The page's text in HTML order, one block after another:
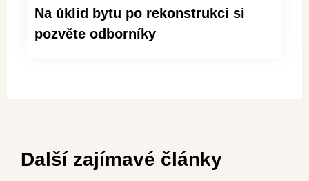
Na úklid bytu po rekonstrukci si
pozvěte odborníky
Další zajímavé články